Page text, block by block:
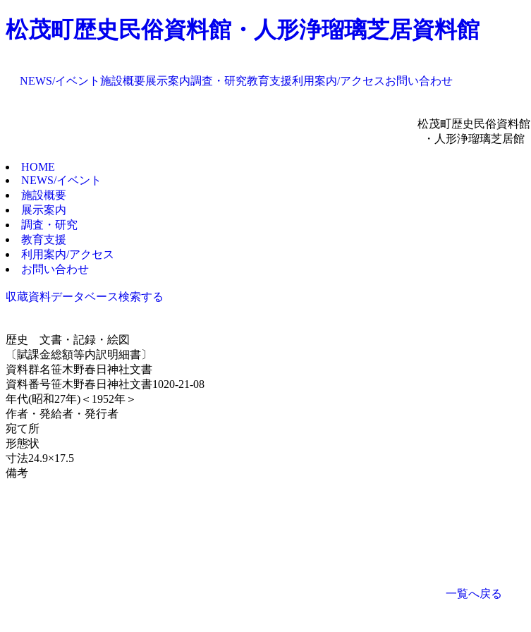
松茂町歴史民俗資料館・人形浄瑠璃芝居資料館
NEWS/イベント 施設概要展示案内調査・研究教育支援利用案内/アクセスお問い合わせ
松茂町歴史民俗資料館
・人形浄瑠璃芝居館
HOME
NEWS/イベント
施設概要
展示案内
調査・研究
教育支援
利用案内/アクセス
お問い合わせ
収蔵資料データベース検索する
歴史
文書・記録・絵図
〔賦課金総額等内訳明細書〕
資料群名笹木野春日神社文書
資料番号笹木野春日神社文書1020-21-08
年代(昭和27年)＜1952年＞
作者・発給者・発行者
宛て所
形態状
寸法24.9×17.5
備考
一覧へ戻る